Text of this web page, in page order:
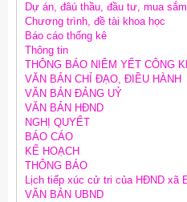
Dự án, đâú thầu, đầu tư, mua sắm
Chương trình, đề tài khoa học
Báo cáo thống kê
Thông tin
THÔNG BÁO NIÊM YẾT CÔNG
VĂN BẢN CHỈ ĐẠO, ĐIỀU HÀNH
VĂN BẢN ĐẢNG UỶ
VĂN BẢN HĐND
NGHỊ QUYẾT
BÁO CÁO
KẾ HOẠCH
THÔNG BÁO
Lịch tiếp xúc cử tri của HĐND xã
VĂN BẢN UBND